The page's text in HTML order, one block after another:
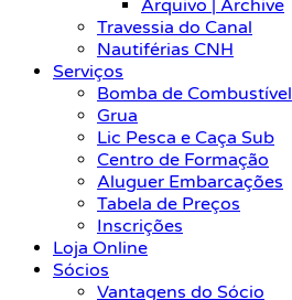
Arquivo | Archive
Travessia do Canal
Nautiférias CNH
Serviços
Bomba de Combustível
Grua
Lic Pesca e Caça Sub
Centro de Formação
Aluguer Embarcações
Tabela de Preços
Inscrições
Loja Online
Sócios
Vantagens do Sócio